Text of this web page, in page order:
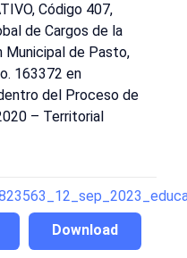
Código 407,
de Cargos de la
Municipal de Pasto,
163372 en
del Proceso de
– Territorial
Download